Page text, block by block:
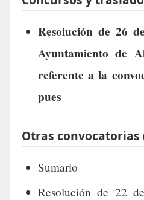
Resolución de 26
Ayuntamiento de
referente a la
pues
Otras convocatorias
Sumario
Resolución de 22